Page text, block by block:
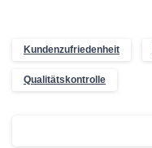
Kundenzufriedenheit
Qualitätskontrolle